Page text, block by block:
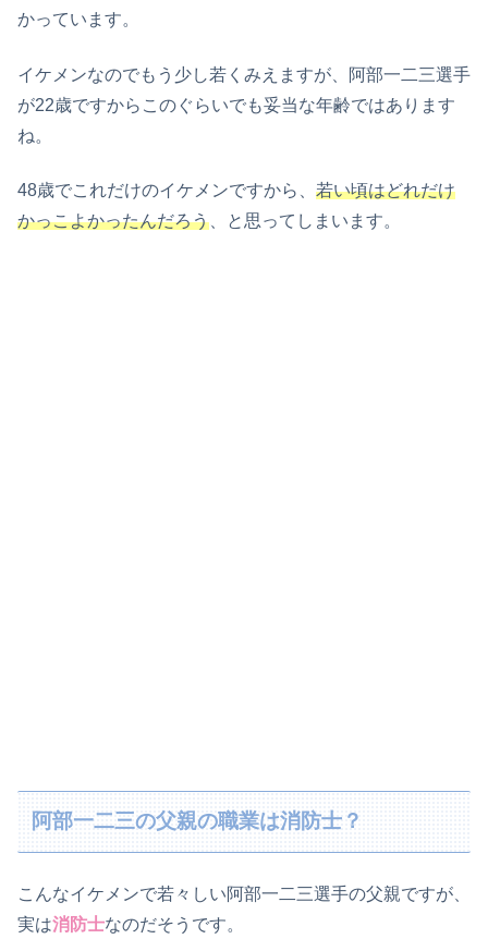
かっています。
イケメンなのでもう少し若くみえますが、阿部一二三選手
が22歳ですからこのぐらいでも妥当な年齢ではあります
ね。
48歳でこれだけのイケメンですから、 若い頃はどれだけ
かっこよかったんだろう 、と思ってしまいます。
阿部一二三の父親の職業は消防士？
こんなイケメンで若々しい阿部一二三選手の父親ですが、
実は消防士なのだそうです。